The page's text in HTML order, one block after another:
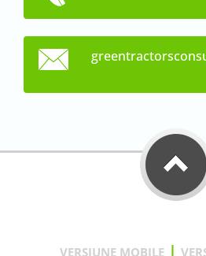
greentractorscon
VERSIUNE MOBILE |